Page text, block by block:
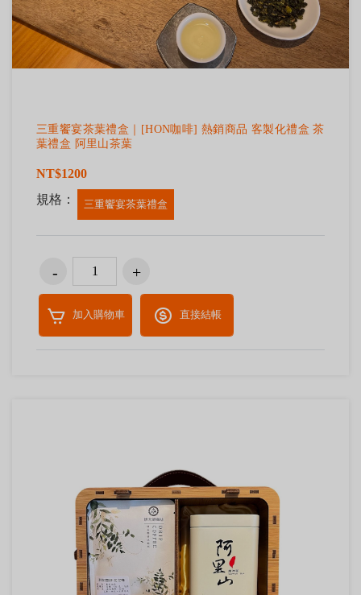
三重饗宴茶葉禮盒｜[HON咖啡] 熱銷商品 客製化禮盒 茶
葉禮盒 阿里山茶葉
NT$1200
規格：
三重饗宴茶葉禮盒
加入購物車 直接結帳